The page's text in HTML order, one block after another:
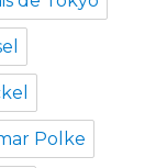
Polke